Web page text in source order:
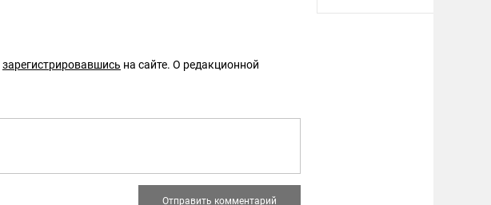
зарегистрировавшись на сайте. О редакционной